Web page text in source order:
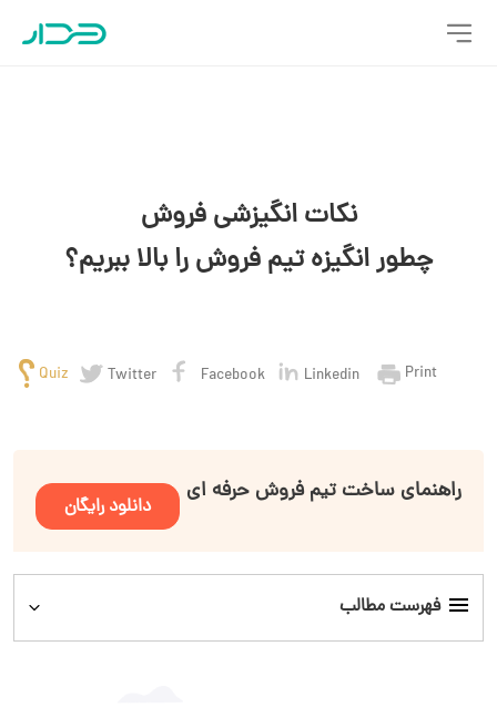
نکات انگیزشی فروش
چطور انگیزه تیم فروش را بالا ببریم؟
Quiz Twitter Facebook Linkedin Print
راهنمای ساخت تیم فروش حرفه ای
دانلود رایگان
فهرست مطالب